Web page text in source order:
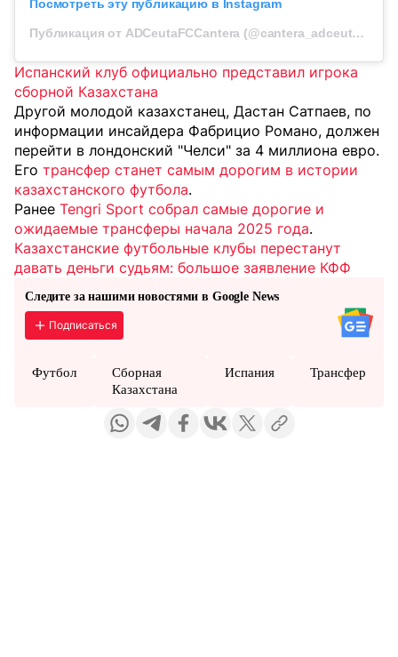
Посмотреть эту публикацию в Instagram
Публикация от ADCeutaFCCantera (@cantera_adceutafc)
Испанский клуб официально представил игрока
сборной Казахстана
Другой молодой казахстанец, Дастан Сатпаев, по
информации инсайдера Фабрицио Романо, должен
перейти в лондонский "Челси" за 4 миллиона евро.
Его трансфер станет самым дорогим в истории
казахстанского футбола.
Ранее Tengri Sport собрал самые дорогие и
ожидаемые трансферы начала 2025 года.
Казахстанские футбольные клубы перестанут
давать деньги судьям: большое заявление КФФ
Следите за нашими новостями в Google News
Подписаться
Футбол
Сборная
Казахстана
Испания Трансфер